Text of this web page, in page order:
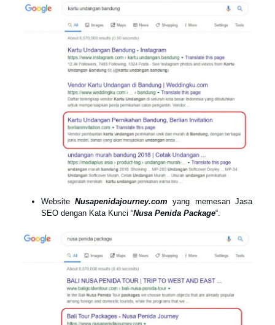
WebsiteNusapenidajourney.com yang memesan Jasa
SEO dengan Kata Kunci “Nusa Penida Package“.